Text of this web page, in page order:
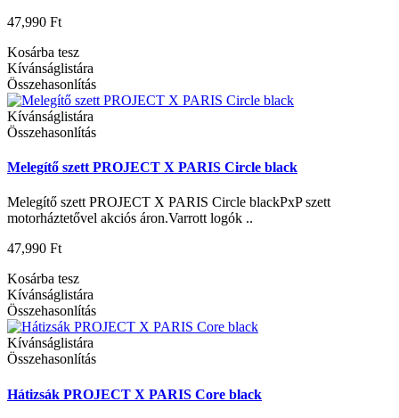
47,990 Ft
Kosárba tesz
Kívánságlistára
Összehasonlítás
Kívánságlistára
Összehasonlítás
Melegítő szett PROJECT X PARIS Circle black
Melegítő szett PROJECT X PARIS Circle blackPxP szett
motorháztetővel akciós áron.Varrott logók ..
47,990 Ft
Kosárba tesz
Kívánságlistára
Összehasonlítás
Kívánságlistára
Összehasonlítás
Hátizsák PROJECT X PARIS Core black